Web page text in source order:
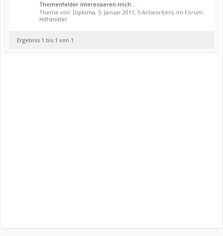
Themenfelder interessieren mich:...
Thema von: Diploma, 5. Januar 2011, 5 Antwort(en), im Forum:
Hilfsmittel
Ergebnis 1 bis 1 von 1